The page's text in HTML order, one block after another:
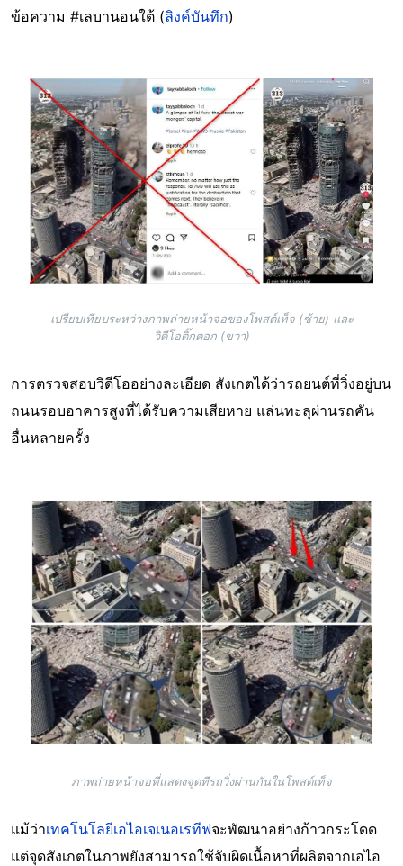
ข้อความ #เลบานอนใต้ (ลิงค์บันทึก)
Image
เปรียบเทียบระหว่างภาพถ่ายหน้าจอของโพสต์เท็จ (ซ้าย) และ
วิดีโอติ๊กตอก (ขวา)
การตรวจสอบวิดีโออย่างละเอียด สังเกตได้ว่ารถยนต์ที่วิ่งอยู่บน
ถนนรอบอาคารสูงที่ได้รับความเสียหาย แล่นทะลุผ่านรถคัน
อื่นหลายครั้ง
Image
ภาพถ่ายหน้าจอที่แสดงจุดที่รถวิ่งผ่านกันในโพสต์เท็จ
แม้ว่าเทคโนโลยีเอไอเจเนอเรทีฟจะพัฒนาอย่างก้าวกระโดด
แต่จุดสังเกตในภาพยังสามารถใช้จับผิดเนื้อหาที่ผลิตจากเอไอ